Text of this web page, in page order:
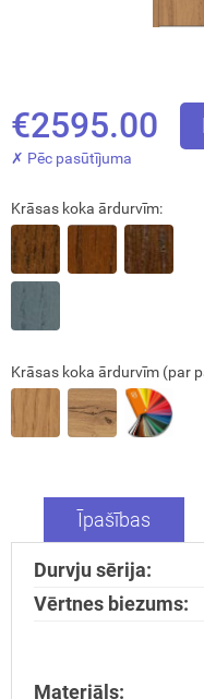
€2595.00
✗ Pēc pasūtījuma
Krāsas koka ārdurvīm:
Krāsas koka ārdurvīm (par
Īpašības
Durvju sērija:
Vērtnes biezums:
Materiāls: